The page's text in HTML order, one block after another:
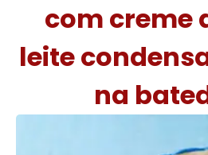
com creme
leite
na